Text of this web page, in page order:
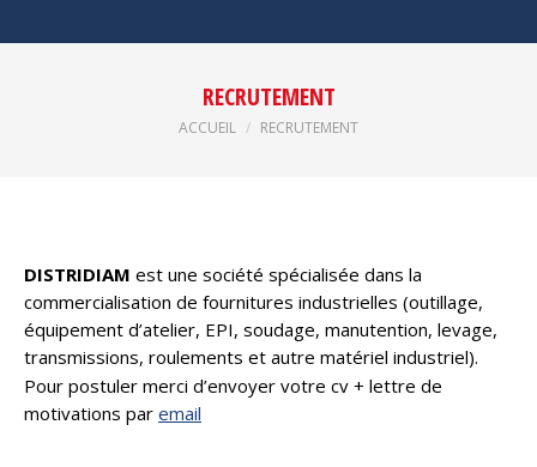
RECRUTEMENT
Vous êtes ici :
ACCUEIL RECRUTEMENT
DISTRIDIAM est une société spécialisée dans la
commercialisation de fournitures industrielles (outillage,
équipement d’atelier, EPI, soudage, manutention, levage,
transmissions, roulements et autre matériel industriel).
Pour postuler merci d’envoyer votre cv + lettre de
motivations par email